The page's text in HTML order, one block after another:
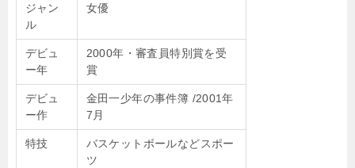
ジャン
ル
女優
デビュ
ー年
2000年・審査員特別賞を受
賞
デビュ
ー作
金田一少年の事件簿 /2001年
7月
特技
バスケットボールなどスポー
ツ